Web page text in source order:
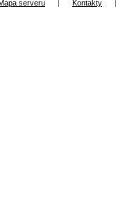
serveru | Kontakty |